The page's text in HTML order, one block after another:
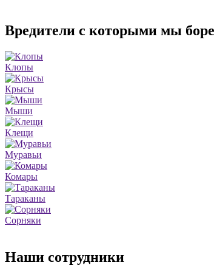
Вредители с которыми мы
Клопы
Крысы
Мыши
Клещи
Муравьи
Комары
Тараканы
Сорняки
Наши сотрудники